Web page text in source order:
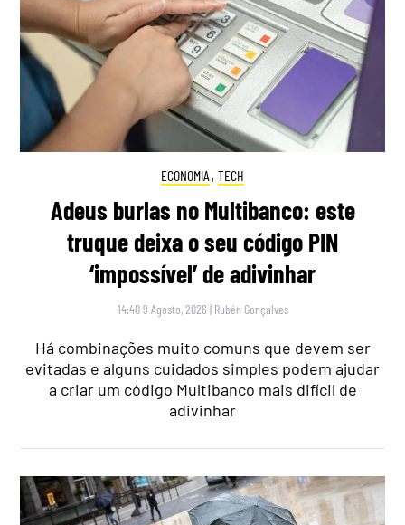
ECONOMIA , TECH
Adeus burlas no Multibanco: este
truque deixa o seu código PIN
‘impossível’ de adivinhar
14:40 9 Agosto, 2026 | Rubén Gonçalves
Há combinações muito comuns que devem ser
evitadas e alguns cuidados simples podem ajudar
a criar um código Multibanco mais difícil de
adivinhar